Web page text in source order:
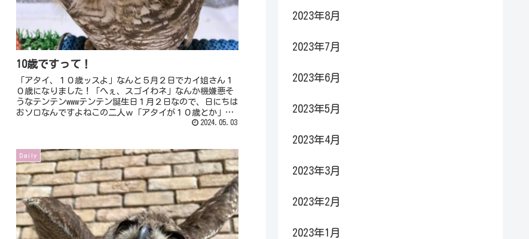
10歳ですって！
「アタイ、１０歳ッスよ」なんと５月２日でカイ姐さん１
０歳になりました！「へぇ、スゴイわネ」なんか機嫌悪そ
うなテンテンwwwテンテン誕生日１月２日なので、日にちは
おソロなんですよねこの二人ｗ「アタイが１０歳とか」
2024.05.03
Daily
2023年8月
2023年7月
2023年6月
2023年5月
2023年4月
2023年3月
2023年2月
2023年1月